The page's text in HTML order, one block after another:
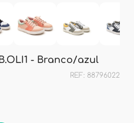
- Branco/azul
REF: 88796022